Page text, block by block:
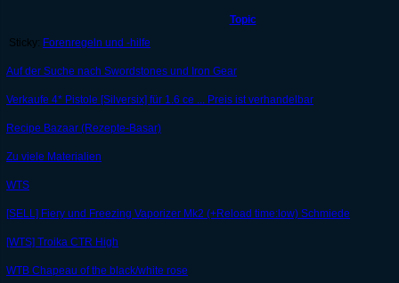
Topic
Sticky: Forenregeln und -hilfe
Auf der Suche nach Swordstones und Iron Gear
Verkaufe 4* Pistole [Silversix] für 1.6 ce ... Preis ist verhandelbar
Recipe Bazaar (Rezepte-Basar)
Zu viele Materialien
WTS
[SELL] Fiery und Freezing Vaporizer Mk2 (+Reload time:low) Schmiede
[WTS] Troika CTR High
WTB Chapeau of the black/white rose